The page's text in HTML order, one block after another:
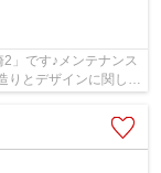
」です♪メンテナンス
りとデザインに関し